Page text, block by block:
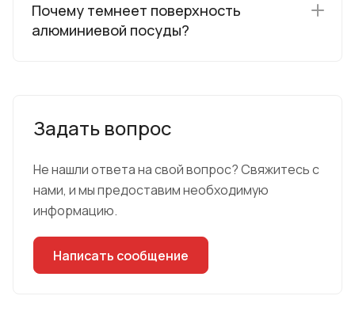
Почему темнеет поверхность
алюминиевой посуды?
Задать вопрос
Не нашли ответа на свой вопрос? Свяжитесь с
нами, и мы предоставим необходимую
информацию.
Написать сообщение